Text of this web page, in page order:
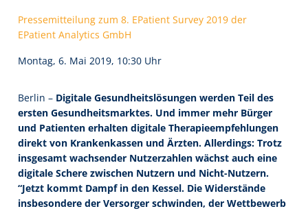
Pressemitteilung zum 8. EPatient Survey 2019 der
EPatient Analytics GmbH
Montag, 6. Mai 2019, 10:30 Uhr
Berlin – Digitale Gesundheitslösungen werden Teil des
ersten Gesundheitsmarktes. Und immer mehr Bürger
und Patienten erhalten digitale Therapieempfehlungen
direkt von Krankenkassen und Ärzten. Allerdings: Trotz
insgesamt wachsender Nutzerzahlen wächst auch eine
digitale Schere zwischen Nutzern und Nicht-Nutzern.
“Jetzt kommt Dampf in den Kessel. Die Widerstände
insbesondere der Versorger schwinden, der Wettbewerb